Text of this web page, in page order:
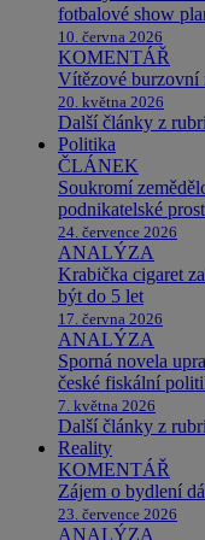
fotbalové show
10. června 2026
KOMENTÁŘ
Vítězové burzovní
20. května 2026
Další články z
Politika
ČLÁNEK
Soukromí
podnikatelské
24. července 2026
ANALÝZA
Krabička cigaret
být do 5 let
17. června 2026
ANALÝZA
Sporná novela
české fiskální
7. května 2026
Další články z
Reality
KOMENTÁŘ
Zájem o bydlení
23. července 2026
ANALÝZA